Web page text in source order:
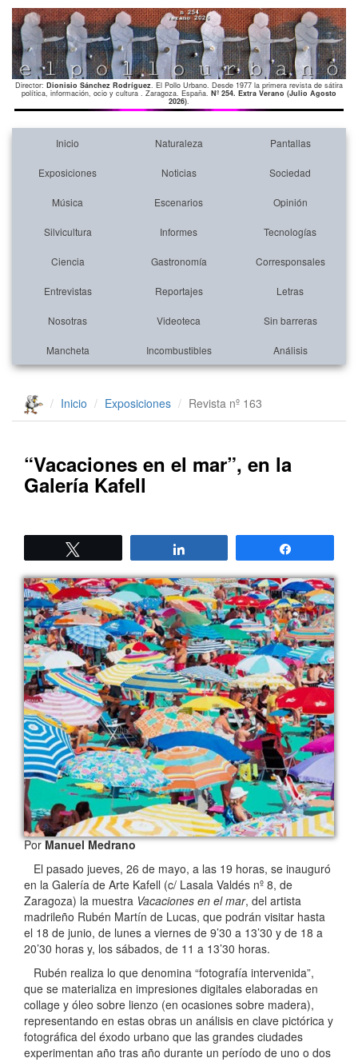
Director: Dionisio Sánchez Rodríguez. El Pollo Urbano. Desde 1977 la primera revista de sátira
política, información, ocio y cultura . Zaragoza. España. Nº 254. Extra Verano (Julio Agosto
2026).
Inicio Naturaleza Pantallas
Exposiciones Noticias Sociedad
Música Escenarios Opinión
Silvicultura Informes Tecnologías
Ciencia Gastronomía Corresponsales
Entrevistas Reportajes Letras
Nosotras Videoteca Sin barreras
Mancheta Incombustibles Análisis
Inicio Exposiciones Revista nº 163
“Vacaciones en el mar”, en la
Galería Kafell
PorManuel Medrano
El pasado jueves, 26 de mayo, a las 19 horas, se inauguró
en la Galería de Arte Kafell (c/ Lasala Valdés nº 8, de
Zaragoza) la muestra Vacaciones en el mar, del artista
madrileño Rubén Martín de Lucas, que podrán visitar hasta
el 18 de junio, de lunes a viernes de 9’30 a 13’30 y de 18 a
20’30 horas y, los sábados, de 11 a 13’30 horas.
Rubén realiza lo que denomina “fotografía intervenida”,
que se materializa en impresiones digitales elaboradas en
collage y óleo sobre lienzo (en ocasiones sobre madera),
representando en estas obras un análisis en clave pictórica y
fotográfica del éxodo urbano que las grandes ciudades
experimentan año tras año durante un período de uno o dos